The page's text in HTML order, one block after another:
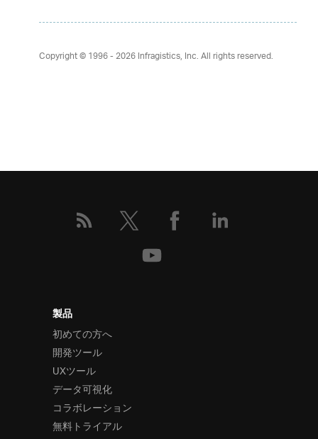
Copyright © 1996 - 2026Infragistics, Inc. All rights reserved.
製品
初めての方へ
開発ツール
UXツール
データ可視化
コラボレーション
無料トライアル